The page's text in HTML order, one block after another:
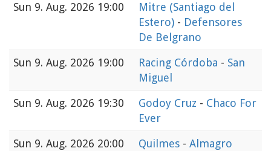
Sun 9. Aug. 2026 19:00
Mitre (Santiago del
Estero) - Defensores
De Belgrano
Sun 9. Aug. 2026 19:00 Racing Córdoba - San
Miguel
Sun 9. Aug. 2026 19:30 Godoy Cruz - Chaco For
Ever
Sun 9. Aug. 2026 20:00 Quilmes - Almagro